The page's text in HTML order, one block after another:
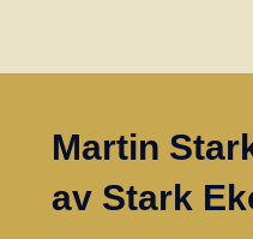
Martin
av Stark